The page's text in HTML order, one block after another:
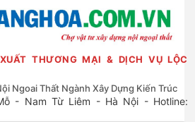
THƯƠNG MẠI & DỊCH VỤ LỘC
Ngoai Thất Ngành Xây Dựng Kiến Trúc
- Nam Từ Liêm - Hà Nội - Hotline: